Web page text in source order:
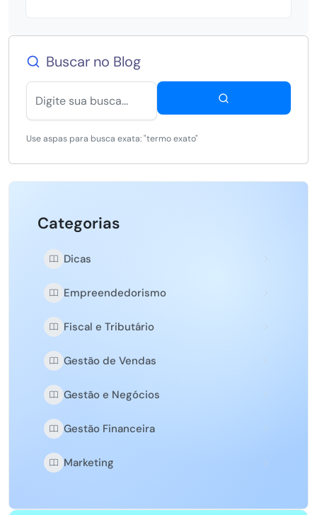
Buscar no Blog
Use aspas para busca exata: "termo exato"
Categorias
Dicas
Empreendedorismo
Fiscal e Tributário
Gestão de Vendas
Gestão e Negócios
Gestão Financeira
Marketing